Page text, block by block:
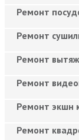
Ремонт
Ремонт
Ремонт
Ремонт
Ремонт экшн
Ремонт